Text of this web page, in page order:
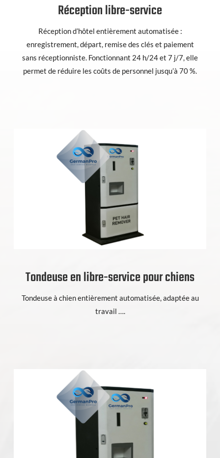
Réception libre-service
Réception d’hôtel entièrement automatisée :
enregistrement, départ, remise des clés et paiement
sans réceptionniste. Fonctionnant 24 h/24 et 7 j/7, elle
permet de réduire les coûts de personnel jusqu’à 70 %.
Tondeuse en libre-service pour chiens
Tondeuse à chien entièrement automatisée, adaptée au
travail ….